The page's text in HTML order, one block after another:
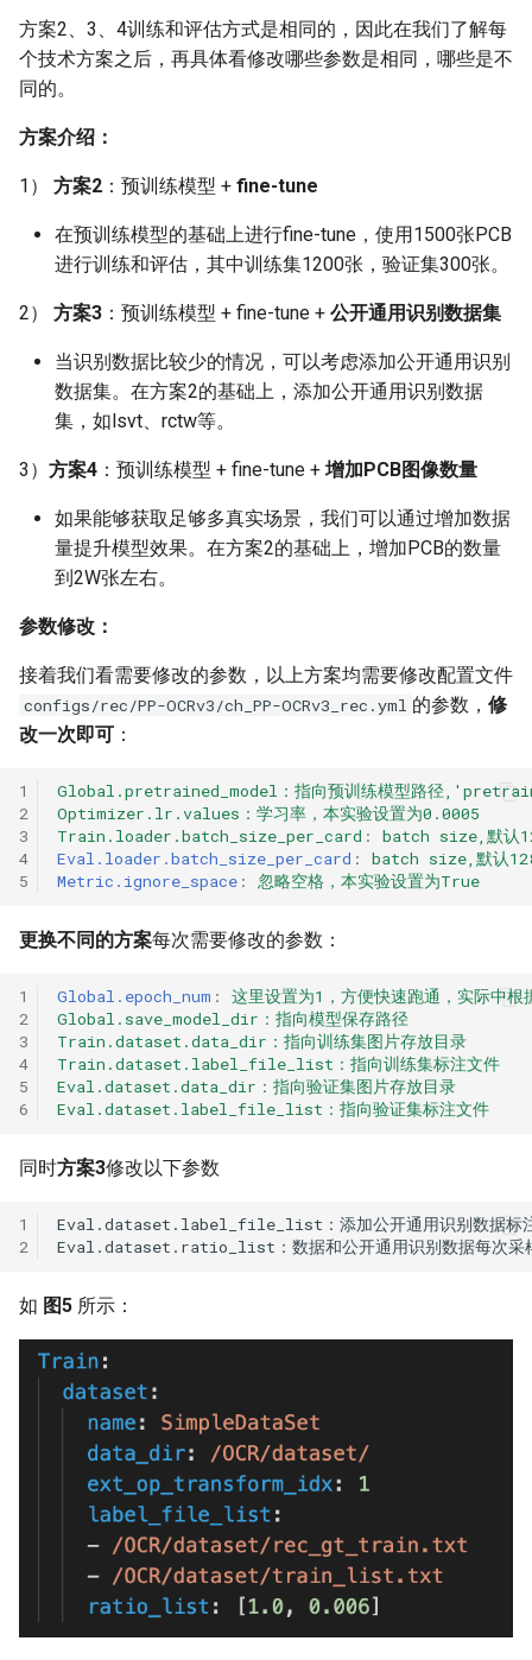
方案2、3、4训练和评估方式是相同的，因此在我们了解每
个技术方案之后，再具体看修改哪些参数是相同，哪些是不
同的。
方案介绍：
1） 方案2 ：预训练模型 + fine-tune
在预训练模型的基础上进行fine-tune，使用1500张PCB
进行训练和评估，其中训练集1200张，验证集300张。
2） 方案3 ：预训练模型 + fine-tune + 公开通用识别数据集
当识别数据比较少的情况，可以考虑添加公开通用识别
数据集。在方案2的基础上，添加公开通用识别数据
集，如lsvt、rctw等。
3） 方案4 ：预训练模型 + fine-tune + 增加PCB图像数量
如果能够获取足够多真实场景，我们可以通过增加数据
量提升模型效果。在方案2的基础上，增加PCB的数量
到2W张左右。
参数修改：
接着我们看需要修改的参数，以上方案均需要修改配置文件
configs/rec/PP-OCRv3/ch_PP-OCRv3_rec.yml 的参数， 修
改一次即可 ：
1
2
3
4
5
Global.pretrained_model：指向预训练模型路径
Optimizer.lr.values：学习率，本实验设置为0.0005
Train.loader.batch_size_per_card :
batch size,默认
Eval.loader.batch_size_per_card :
batch size,默认
Metric.ignore_space : 忽略空格，本实验设置为True
更换不同的方案每次需要修改的参数：
1
2
3
4
5
6
Global.epoch_num :
这里设置为1，方便快速跑通，实际中根
Global.save_model_dir：指向模型保存路径
Train.dataset.data_dir：指向训练集图片存放目录
Train.dataset.label_file_list：指向训练集标注文件
Eval.dataset.data_dir：指向验证集图片存放目录
Eval.dataset.label_file_list：指向验证集标注文件
同时方案3修改以下参数
1
2
如 图5 所示：